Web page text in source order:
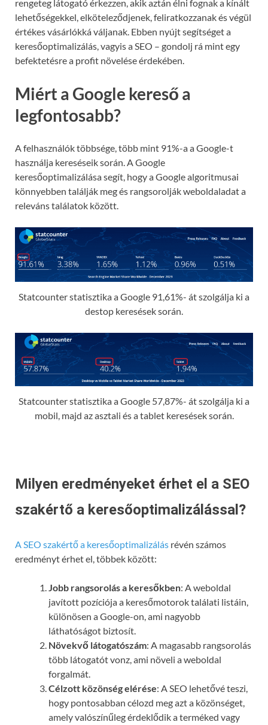
rengeteg látogató érkezzen, akik aztán élni fognak a kínált
lehetőségekkel, elköteleződjenek, feliratkozzanak és végül
értékes vásárlókká váljanak. Ebben nyújt segítséget a
keresőoptimalizálás, vagyis a SEO – gondolj rá mint egy
befektetésre a profit növelése érdekében.
Miért a Google kereső a
legfontosabb?
A felhasználók többsége, több mint 91%-a a Google-t
használja kereséseik során. A Google
keresőoptimalizálása segít, hogy a Google algoritmusai
könnyebben találják meg és rangsorolják weboldaladat a
releváns találatok között.
Statcounter statisztika a Google 91,61%- át szolgálja ki a
destop keresések során.
Statcounter statisztika a Google 57,87%- át szolgálja ki a
mobil, majd az asztali és a tablet keresések során.
Milyen eredményeket érhet el a SEO
szakértő a keresőoptimalizálással?
A SEO szakértő a keresőoptimalizálás révén számos
eredményt érhet el, többek között:
Jobb rangsorolás a keresőkben: A weboldal
javított pozíciója a keresőmotorok találati listáin,
különösen a Google-on, ami nagyobb
láthatóságot biztosít.
Növekvő látogatószám: A magasabb rangsorolás
több látogatót vonz, ami növeli a weboldal
forgalmát.
Célzott közönség elérése: A SEO lehetővé teszi,
hogy pontosabban célozd meg azt a közönséget,
amely valószínűleg érdeklődik a terméked vagy